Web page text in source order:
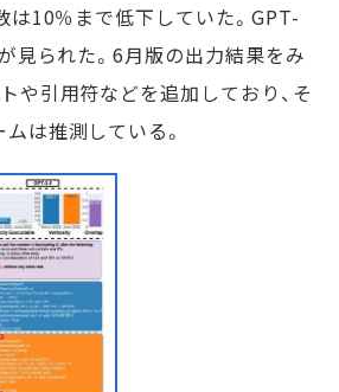
は10％まで低下していた。GPT-
見られた。6月版の出力結果をみ
や引用符などを追加しており、そ
は推測している。